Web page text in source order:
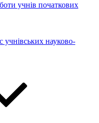
учнів початкових
науково-